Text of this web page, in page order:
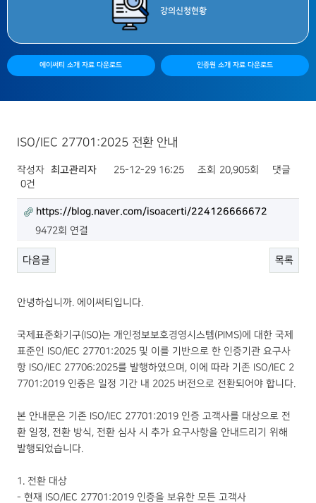
강의 신청현황
에이써티 소개 자료 다운로드 인증원 소개 자료 다운로드
ISO/IEC 27701:2025 전환 안내
작성자 최고관리자 25-12-29 16:25 조회 20,905회
댓글
0건
https://blog.naver.com/isoacerti/224126666672
9472회 연결
다음글 목록
안녕하십니까. 에이써티입니다.
국제표준화기구(ISO)는 개인정보보호경영시스템(PIMS)에 대한 국제
표준인 ISO/IEC 27701:2025 및 이를 기반으로 한 인증기관 요구사
항 ISO/IEC 27706:2025를 발행하였으며, 이에 따라 기존 ISO/IEC 2
7701:2019 인증은 일정 기간 내 2025 버전으로 전환되어야 합니다.
본 안내문은 기존 ISO/IEC 27701:2019 인증 고객사를 대상으로 전
환 일정, 전환 방식, 전환 심사 시 추가 요구사항을 안내드리기 위해
발행되었습니다.
1. 전환 대상
- 현재 ISO/IEC 27701:2019 인증을 보유한 모든 고객사